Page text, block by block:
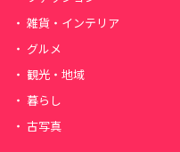
雑貨・インテリア
グルメ
観光・地域
暮らし
古写真